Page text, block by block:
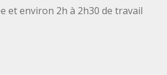
et environ 2h à 2h30 de travail